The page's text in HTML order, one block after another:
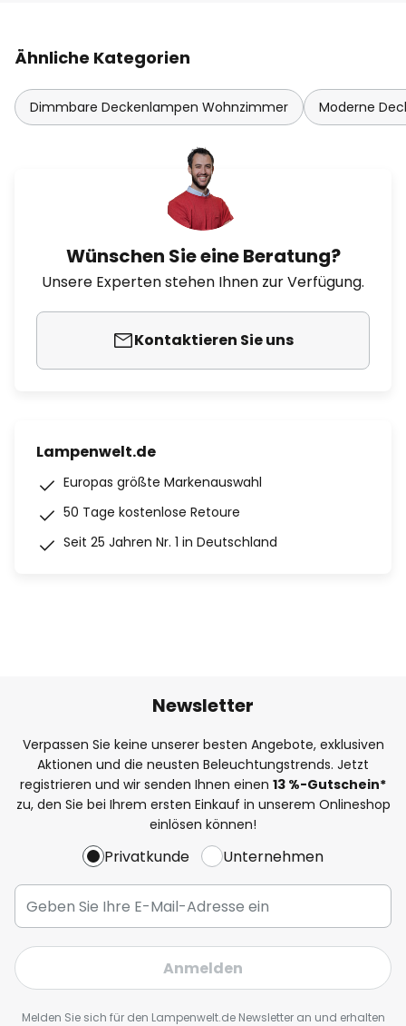
Ähnliche Kategorien
Dimmbare Deckenlampen Wohnzimmer Moderne
Wünschen Sie eine Beratung?
Unsere Experten stehen Ihnen zur Verfügung.
Kontaktieren Sie uns
Lampenwelt.de
Europas größte Markenauswahl
50 Tage kostenlose Retoure
Seit 25 Jahren Nr. 1 in Deutschland
Newsletter
Verpassen Sie keine unserer besten Angebote, exklusiven
Aktionen und die neusten Beleuchtungstrends. Jetzt
registrieren und wir senden Ihnen einen 13 %-Gutschein*
zu, den Sie bei Ihrem ersten Einkauf in unserem Onlineshop
einlösen können!
Privatkunde Unternehmen
Anmelden
Melden Sie sich für den Lampenwelt.de Newsletter an und erhalten